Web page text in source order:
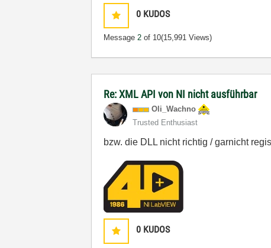
0 KUDOS
Message2 of 10(15,991 Views)
Re: XML API von NI nicht ausführbar
Oli_Wachno
Trusted Enthusiast
bzw. die DLL nicht richtig / garnicht
0 KUDOS